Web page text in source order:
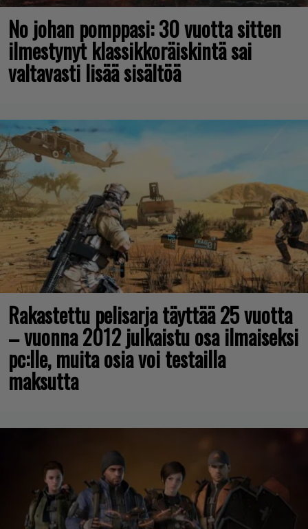
No johan pomppasi: 30 vuotta sitten
ilmestynyt klassikkoräiskintä sai
valtavasti lisää sisältöä
Rakastettu pelisarja täyttää 25 vuotta
– vuonna 2012 julkaistu osa ilmaiseksi
pc:lle, muita osia voi testailla
maksutta